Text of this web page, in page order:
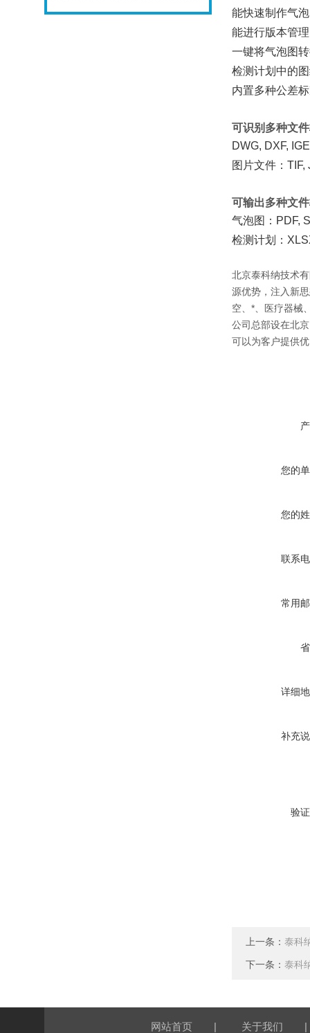
能快速制作气
能进行版本管
一键将气泡图
检测计划中的
内置多种公差
可识别多种文
DWG, DXF,
图片文件：TIF,
可输出多种文
气泡图：PDF,
检测计划：
北京泰科纳技术
源优势，注入新
空、*、医疗器械
公司总部设在北
可以为客户提供
您的
您的
联系
常用
详细
补充
验
上一条： 泰科
下一条： 泰科
网站首页 | 关于我们 |